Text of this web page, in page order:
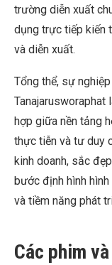
trường diễn xuất
dụng trực tiếp kiến
và diễn xuất.
Tổng thể, sự
Tanajarusworaphat
hợp giữa nền tảng
thực tiễn và tư duy
kinh doanh, sắc
bước định hình
và tiềm năng phát
Các phim